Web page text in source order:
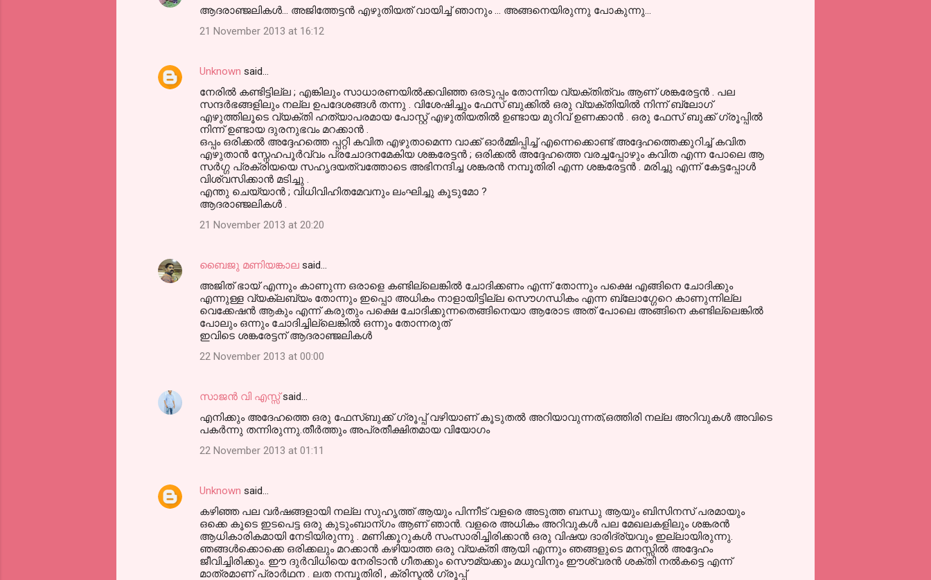
ആദരാഞ്ജലികള്‍... അജിത്തേട്ടന്‍ എഴുതിയത് വായിച്ച് ഞാനും ... അങ്ങനെയിരുന്നു പോകുന്നു...
21 November 2013 at 16:12
Unknown said…
നേരില്‍ കണ്ടിട്ടില്ല ; എങ്കിലും സാധാരണയില്‍ക്കവിഞ്ഞ ഒരടുപ്പം തോന്നിയ വ്യക്തിത്വം ആണ് ശങ്കരേട്ടന്‍ . പല
സന്ദര്‍ഭങ്ങളിലും നല്ല ഉപദേശങ്ങള്‍ തന്നു . വിശേഷിച്ചും ഫേസ് ബുക്കില്‍ ഒരു വ്യക്തിയില്‍ നിന്ന് ബ്ലോഗ്‌
എഴുത്തിലൂടെ വ്യക്തി ഹത്യാപരമായ പോസ്റ്റ്‌ എഴുതിയതില്‍ ഉണ്ടായ മുറിവ് ഉണക്കാന്‍ . ഒരു ഫേസ് ബുക്ക് ഗ്രൂപ്പില്‍
നിന്ന് ഉണ്ടായ ദുരനുഭവം മറക്കാന്‍ .
ഒപ്പം ഒരിക്കല്‍ അദ്ദേഹത്തെ പ്പറ്റി കവിത എഴുതാമെന്ന വാക്ക് ഓര്‍മ്മിപ്പിച്ച് എന്നെക്കൊണ്ട് അദ്ദേഹത്തെക്കുറിച്ച് കവിത
എഴുതാന്‍ സ്നേഹപൂര്‍വ്വം പ്രചോദനമേകിയ ശങ്കരേട്ടന്‍ ; ഒരിക്കല്‍ അദ്ദേഹത്തെ വരച്ചപ്പോഴും കവിത എന്ന പോലെ ആ
സര്‍ഗ്ഗ പ്രക്രിയയെ സഹൃദയത്വത്തോടെ അഭിനന്ദിച്ച ശങ്കരന്‍ നമ്പൂതിരി എന്ന ശങ്കരേട്ടന്‍ . മരിച്ചു എന്ന് കേട്ടപ്പോള്‍
വിശ്വസിക്കാന്‍ മടിച്ചു .
എന്തു ചെയ്യാന്‍ ; വിധിവിഹിതമേവനും ലംഘിച്ചു കൂടുമോ ?
ആദരാഞ്ജലികള്‍ .
21 November 2013 at 20:20
ബൈജു മണിയങ്കാല said…
അജിത്‌ ഭായ് എന്നും കാണുന്ന ഒരാളെ കണ്ടില്ലെങ്കിൽ ചോദിക്കണം എന്ന് തോന്നും പക്ഷെ എങ്ങിനെ ചോദിക്കും
എന്നുള്ള വ്യക്ലബ്യം തോന്നും ഇപ്പൊ അധികം നാളായിട്ടില്ല സൌഗന്ധികം എന്ന ബ്ലോഗ്ഗേറെ കാണുന്നില്ല
വെക്കേഷൻ ആകും എന്ന് കരുതും പക്ഷെ ചോദിക്കുന്നതെങ്ങിനെയാ ആരോട അത് പോലെ അങ്ങിനെ കണ്ടില്ലെങ്കിൽ
പോലും ഒന്നും ചോദിച്ചില്ലെങ്കിൽ ഒന്നും തോന്നരുത്
ഇവിടെ ശങ്കരേട്ടന് ആദരാഞ്ജലികൾ
22 November 2013 at 00:00
സാജന്‍ വി എസ്സ്said…
എനിക്കും അദേഹത്തെ ഒരു ഫേസ്ബുക്ക്‌ ഗ്രൂപ്പ്‌ വഴിയാണ് കൂടുതല്‍ അറിയാവുന്നത്,ഒത്തിരി നല്ല അറിവുകള്‍ അവിടെ
പകര്‍ന്നു തന്നിരുന്നു.തീര്‍ത്തും അപ്രതീക്ഷിതമായ വിയോഗം
22 November 2013 at 01:11
Unknown said…
കഴിഞ്ഞ പല വര്‍ഷങ്ങളായി നല്ല സുഹൃത്ത് ആയും പിന്നീട് വളരെ അടുത്ത ബന്ധു ആയും ബിസിനസ്‌ പരമായും
ഒക്കെ കൂടെ ഇടപെട്ട ഒരു കുടുംബാന്ഗം ആണ് ഞാന്‍. വളരെ അധികം അറിവുകള്‍ പല മേഖലകളിലും ശങ്കരന്‍
ആധികാരികമായി നേടിയിരുന്നു . മണിക്കൂറുകള്‍ സംസാരിച്ചിരിക്കാന്‍ ഒരു വിഷയ ദാരിദ്ര്യവും ഇല്ലായിരുന്നു.
ഞങ്ങള്‍ക്കൊക്കെ ഒരിക്കലും മറക്കാന്‍ കഴിയാത്ത ഒരു വ്യക്തി ആയി എന്നും ഞങ്ങളുടെ മനസ്സില്‍ അദ്ദേഹം
ജീവിച്ചിരിക്കും. ഈ ദുര്‍വിധിയെ നേരിടാന്‍ ഗീതക്കും സൌമ്യക്കും മധുവിനും ഈശ്വരന്‍ ശക്തി നല്‍കട്ടെ എന്ന്
മാത്രമാണ് പ്രാര്‍ഥന . ലത നമ്പൂതിരി , ക്രിസ്ടല്‍ ഗ്രൂപ്പ്‌